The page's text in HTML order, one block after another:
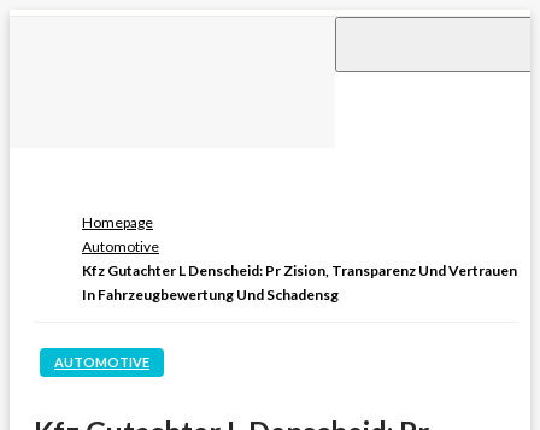
Homepage
Automotive
Kfz Gutachter L Denscheid: Pr Zision, Transparenz Und Vertrauen
In Fahrzeugbewertung Und Schadensg
AUTOMOTIVE